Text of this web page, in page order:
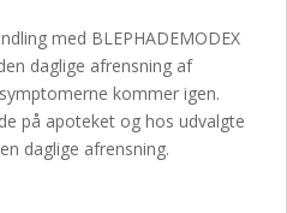
med BLEPHADEMODEX
daglige afrensning af
kommer igen.
på apoteket og hos udvalgte
daglige afrensning.